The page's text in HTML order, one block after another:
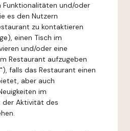
und/oder
es den Nutzern
zu kontaktieren
einen Tisch im
und/oder eine
Restaurant aufzugeben
falls das Restaurant einen
aber auch
im
der Aktivität des